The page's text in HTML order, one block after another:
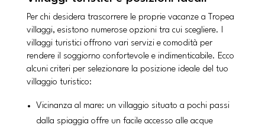
Per chi desidera trascorrere le proprie vacanze a Tropea
villaggi, esistono numerose opzioni tra cui scegliere. I
villaggi turistici offrono vari servizi e comodità per
rendere il soggiorno confortevole e indimenticabile. Ecco
alcuni criteri per selezionare la posizione ideale del tuo
villaggio turistico:
Vicinanza al mare: un villaggio situato a pochi passi
dalla spiaggia offre un facile accesso alle acque